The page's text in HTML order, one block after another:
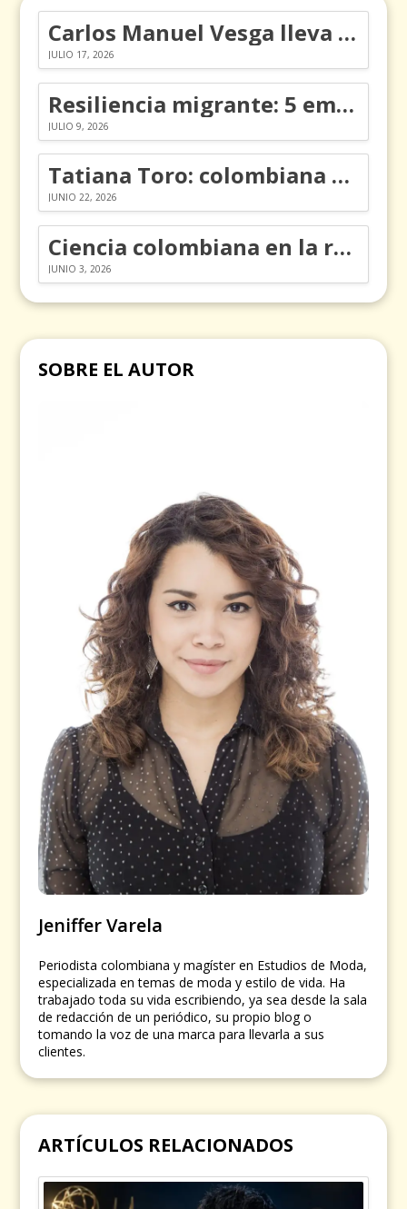
Carlos Manuel Vesga lleva el nombre de Colombia a los Emmy
JULIO 17, 2026
Resiliencia migrante: 5 emociones y cómo gestionarlas
JULIO 9, 2026
Tatiana Toro: colombiana que cambió la historia de las matemáticas
JUNIO 22, 2026
Ciencia colombiana en la revolución de los órganos en chips
JUNIO 3, 2026
SOBRE EL AUTOR
Jeniffer Varela
Periodista colombiana y magíster en Estudios de Moda,
especializada en temas de moda y estilo de vida. Ha
trabajado toda su vida escribiendo, ya sea desde la sala
de redacción de un periódico, su propio blog o
tomando la voz de una marca para llevarla a sus
clientes.
ARTÍCULOS RELACIONADOS